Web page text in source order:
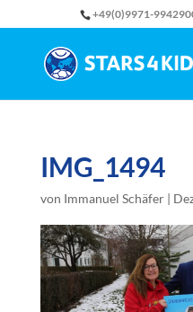
+49(0)9971-
IMG_1494
von Immanuel Schäfer|